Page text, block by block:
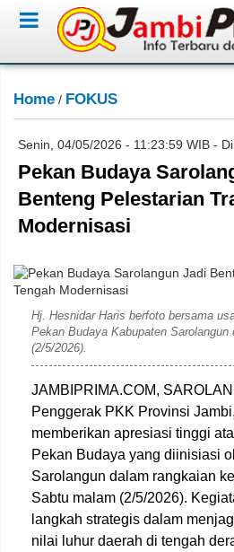
Home / FOKUS
Senin, 04/05/2026 - 11:23:59 WIB -
Pekan Budaya
Benteng Pelestarian
Modernisasi
Hj. Hesnidar Haris berfoto bersama
Pekan Budaya Kabupaten
(2/5/2026).
JAMBIPRIMA.COM,
Penggerak PKK Provinsi Jambi,
memberikan apresiasi tinggi
Pekan Budaya yang diinisiasi
Sarolangun dalam rangkaian
Sabtu malam (2/5/2026).
langkah strategis dalam
nilai luhur daerah di tengah